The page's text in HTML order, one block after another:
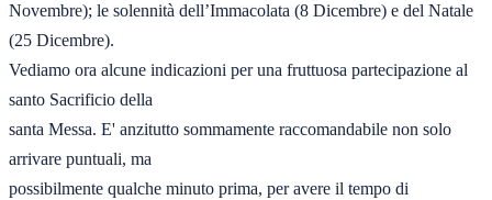
Novembre); le solennità dell’Immacolata (8 Dicembre) e del Natale
(25 Dicembre).
Vediamo ora alcune indicazioni per una fruttuosa partecipazione al
santo Sacrificio della
santa Messa. E' anzitutto sommamente raccomandabile non solo
arrivare puntuali, ma
possibilmente qualche minuto prima, per avere il tempo di